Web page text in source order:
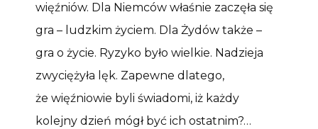
więźniów. Dla Niemców właśnie zaczęła się
gra – ludzkim życiem. Dla Żydów także –
gra o życie. Ryzyko było wielkie. Nadzieja
zwyciężyła lęk. Zapewne dlatego,
że więźniowie byli świadomi, iż każdy
kolejny dzień mógł być ich ostatnim?…